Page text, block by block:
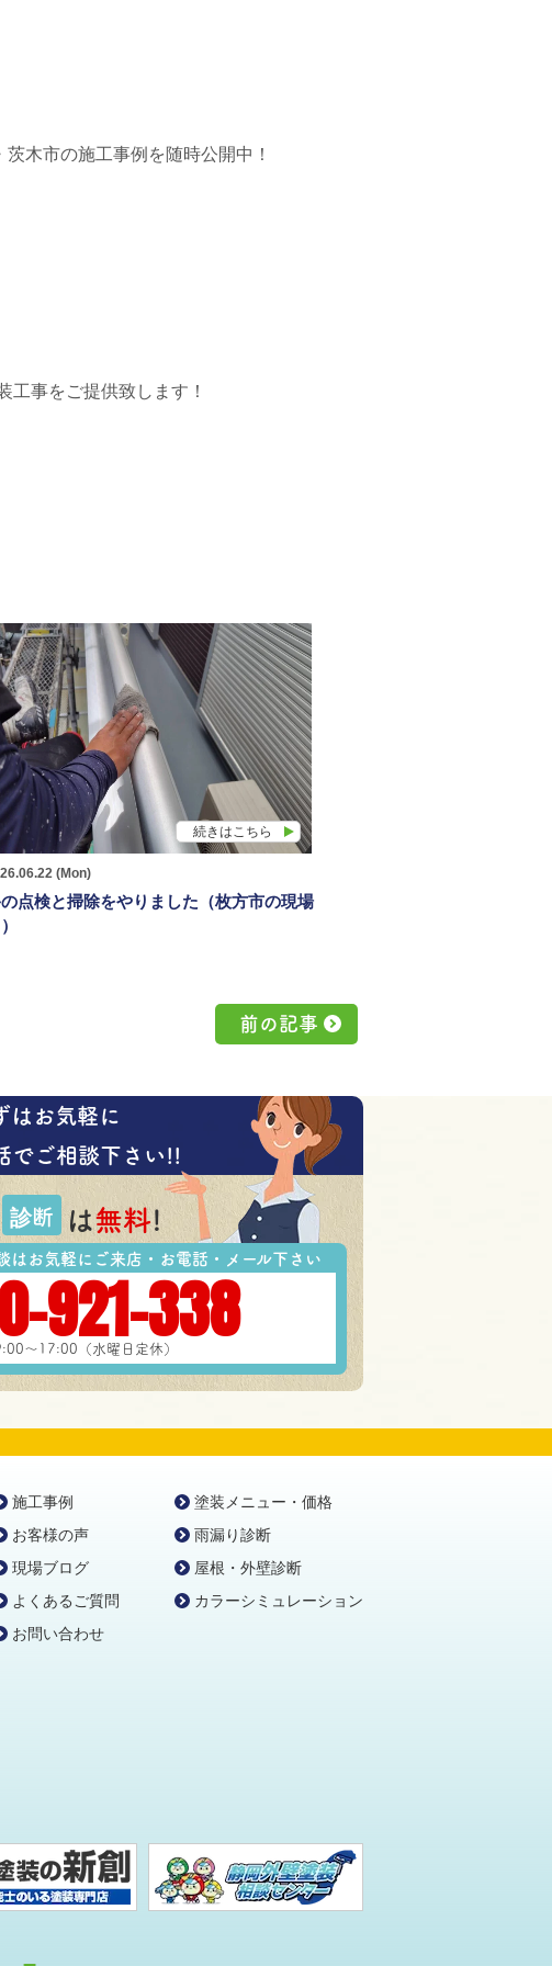
木市の施工事例を随時公開中！
事をご提供致します！
続きはこちら
(Mon)
点検と掃除をやりました（枚方市の現場
前の記事
はお気軽に
でご相談下さい!!
診断 は無料!
はお気軽にご来店・お電話・メール下さい
921-338
～17:00（水曜日定休）
施工事例
お客様の声
現場ブログ
よくあるご質問
お問い合わせ
塗装メニュー・価格
雨漏り診断
屋根・外壁診断
カラーシミュレーション